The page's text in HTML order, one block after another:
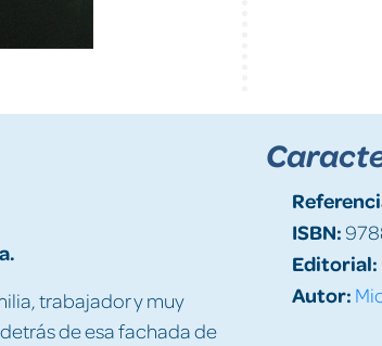
trabajador y muy
de esa fachada de
ISBN:
Editorial:
Autor: